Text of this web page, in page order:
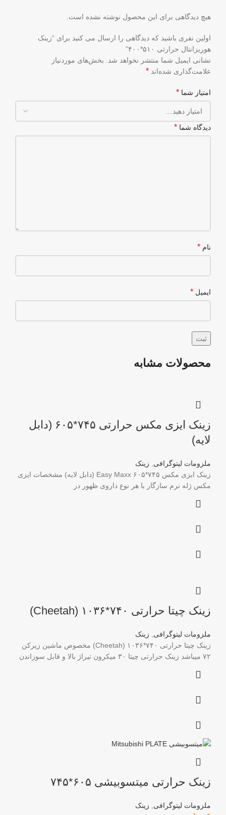
هیچ دیدگاهی برای این محصول نوشته نشده است.
اولین نفری باشید که دیدگاهی را ارسال می کنید برای “زینک
هوریزانتال حرارتی ۵۱۰*۴۰۰”
نشانی ایمیل شما منتشر نخواهد شد.
بخش‌های موردنیاز
علامت‌گذاری شده‌اند *
امتیاز شما *
دیدگاه شما *
نام *
ایمیل *
محصولات مشابه
زینک ایزی مکس حرارتی ۷۴۵*۶۰۵ (دابل
لایه)
ملزومات لیتوگرافی
زینک
زینک ایزی مکس ۷۴۵*۶۰۵ Easy Maxx (دابل لایه) مشخصات ایزی
مکس ژله نرم سازگار با هر نوع داروی ظهور در
زینک چیتا حرارتی ۷۴۰*۱۰۳۶ (Cheetah)
ملزومات لیتوگرافی
زینک
زینک چیتا حرارتی ۷۴۰*۱۰۳۶ (Cheetah) مخصوص ماشین زیرکن
۷۲ میباشد زینک حرارتی چیتا ۳۰ میکرون تیراژ بالا و قابل سوزاندن
زینک حرارتی میتسوبیشی ۶۰۵*۷۴۵
ملزومات لیتوگرافی
زینک